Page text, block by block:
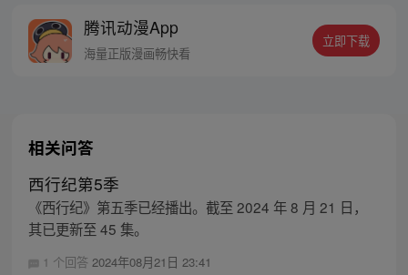
男悔恨的泪水，和贱女求而不得的痛苦呻
吟。”
腾讯动漫App
海量正版漫画畅快看
立即下载
相关问答
西行纪第5季
《西行纪》第五季已经播出。截至 2024 年 8 月 21 日，
其已更新至 45 集。
1 个回答 2024年08月21日 23:41